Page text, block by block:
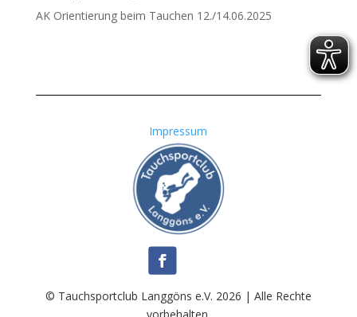
AK Orientierung beim Tauchen 12./14.06.2025
Impressum
© Tauchsportclub Langgöns e.V. 2026 | Alle Rechte